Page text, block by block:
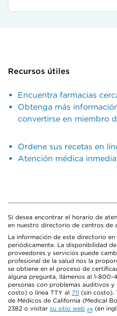
Recursos útiles
Encuentra farmacias
Obtenga más
convertirse en miembro
Ordene sus recetas en
Atención médica
Si desea encontrar el horario de
en nuestro directorio de centros de
La información de este directorio en
periódicamente. La disponibilidad
proveedores y servicios puede
profesional de la salud nos la
se obtiene en el proceso de
alguna pregunta, llámenos al 1-
personas con problemas auditivos
costo) o línea TTY al 711 (sin costo).
de Médicos de California (Medical
2382 o visitar su sitio web
(en